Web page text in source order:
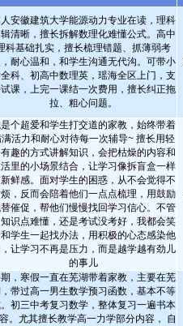
安徽建筑大学能源动力专业在读，理科
清晰，擅长拆解数理化难懂公式。高中
科基础扎实，擅长梳理错题、抓薄弱考
耐心温和，和学生沟通无代沟。可带小
科、初高中数理英，瑶海全区上门，支
课，上完一课结一次费用，擅长纠正拖
拉、粗心问题。
个超爱和学生打交道的家教，始终带着
活力和耐心对待每一次辅导~ 擅长用轻
趣的方式讲解知识，会把枯燥的内容和
里的小场景结合，让学习像拆盲盒一样
鲜感。面对学生的困惑，从不会觉得不
，反而会陪着他们一点点梳理，用鼓励
催促，帮他们慢慢找回学习信心。不管
识点难懂，还是考试没考好，我都会笑
学生一起找办法，用积极的心态感染他
让学习不再是压力，而是越学越有劲儿
的事儿
，寒假一直在芜湖带着家教，主要在芜
带过高一男生数学预习函数，基本不等
初三中考复习数学，整体复习一遍书本
。尤其擅长教学高一力学部分内容， 自